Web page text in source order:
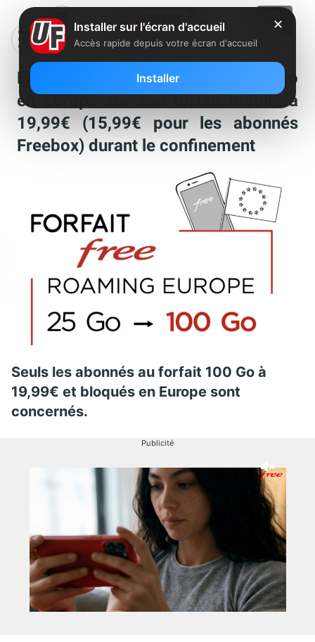
Free augmente le roaming de 75Go
en Europe sur son forfait mobile à
19,99€ (15,99€ pour les abonnés
Freebox) durant le confinement
Seuls les abonnés au forfait 100 Go à
19,99€ et bloqués en Europe sont
concernés.
Publicité
✕
Installer sur l'écran d'accueil
Accès rapide depuis votre écran d'accueil
Installer